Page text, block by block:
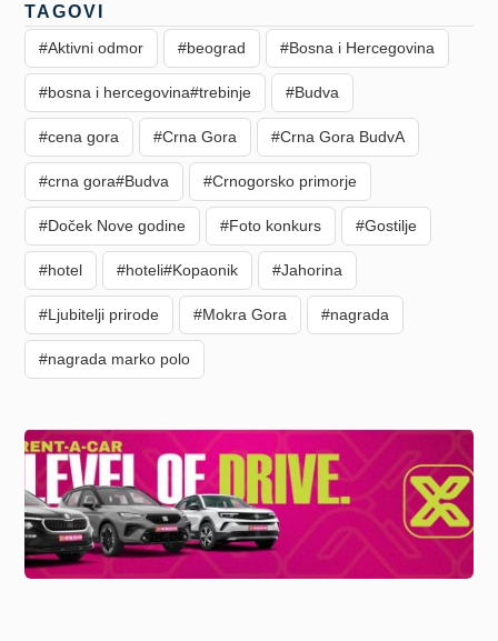
TAGOVI
#Aktivni odmor #beograd #Bosna i Hercegovina
#bosna i hercegovina#trebinje #Budva
#cena gora #Crna Gora #Crna Gora BudvA
#crna gora#Budva #Crnogorsko primorje
#Doček Nove godine #Foto konkurs #Gostilje
#hotel #hoteli#Kopaonik #Jahorina
#Ljubitelji prirode #Mokra Gora #nagrada
#nagrada marko polo